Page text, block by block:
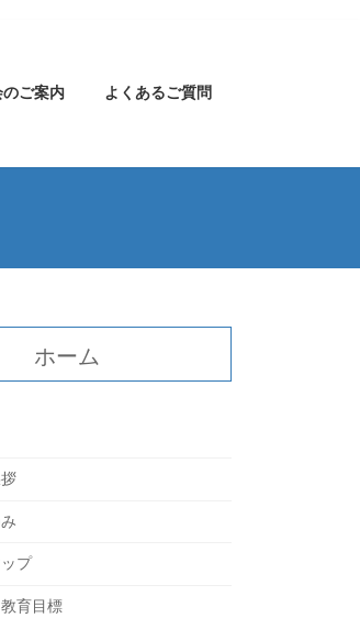
ご案内 よくあるご質問
ホーム
プ
育目標